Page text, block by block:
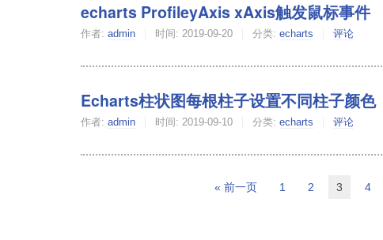
echarts ProfileyAxis xAxis触发鼠标事件
作者: admin 时间: 2019-09-20 分类: echarts 评论
Echarts柱状图每根柱子设置不同柱子颜色
作者: admin 时间: 2019-09-10 分类: echarts 评论
« 前一页 1 2 3 4